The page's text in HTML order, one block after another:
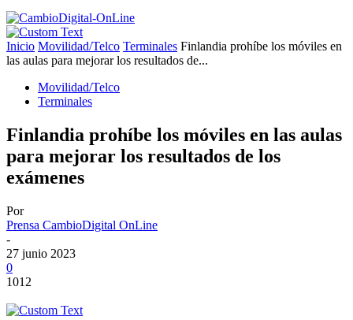
Inicio Movilidad/Telco Terminales Finlandia prohíbe los móviles en
las aulas para mejorar los resultados de...
Movilidad/Telco
Terminales
Finlandia prohíbe los móviles en las aulas
para mejorar los resultados de los
exámenes
Por
Prensa CambioDigital OnLine
-
27 junio 2023
0
1012